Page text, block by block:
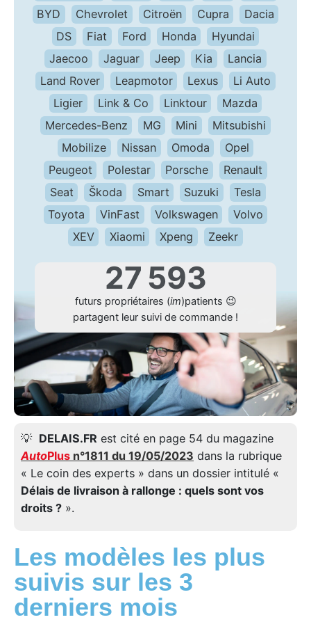
BYD
Chevrolet Citroën Cupra
Dacia
DS
Fiat Ford Honda
Hyundai
Jaecoo
Jaguar Jeep Kia
Lancia
Land Rover
Leapmotor Lexus
Li Auto
Ligier
Link & Co Linktour
Mazda
Mercedes-Benz
MG Mini
Mitsubishi
Mobilize
Nissan Omoda
Opel
Peugeot
Polestar Porsche
Renault
Seat
Škoda Smart Suzuki
Tesla
Toyota
VinFast Volkswagen
Volvo
XEV
Xiaomi Xpeng Zeekr
27 593
futurs propriétaires (im)patients 😉
partagent leur suivi de commande !
💡 DELAIS.FR est cité en page 54 du magazine
AutoPlus n°1811 du 19/05/2023 dans la rubrique
« Le coin des experts » dans un dossier intitulé «
Délais de livraison à rallonge : quels sont vos
droits ? ».
Les modèles les plus
suivis sur les 3
derniers mois